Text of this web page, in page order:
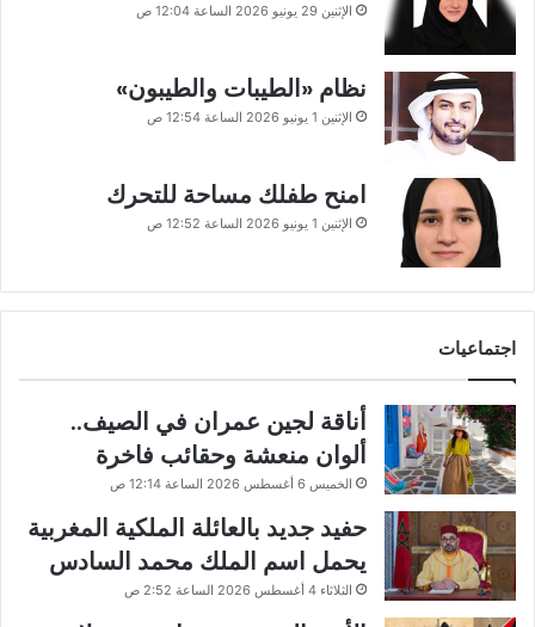
الإثنين 29 يونيو 2026 الساعة 12:04 ص
نظام «الطيبات والطيبون»
الإثنين 1 يونيو 2026 الساعة 12:54 ص
امنح طفلك مساحة للتحرك
الإثنين 1 يونيو 2026 الساعة 12:52 ص
اجتماعيات
أناقة لجين عمران في الصيف..
ألوان منعشة وحقائب فاخرة
الخميس 6 أغسطس 2026 الساعة 12:14 ص
حفيد جديد بالعائلة الملكية المغربية
يحمل اسم الملك محمد السادس
الثلاثاء 4 أغسطس 2026 الساعة 2:52 ص